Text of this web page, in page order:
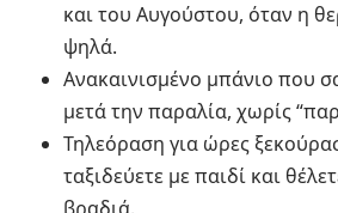
και του Αυγούστου, όταν η
ψηλά.
Ανακαινισμένο μπάνιο που
μετά την παραλία, χωρίς
Τηλεόραση για ώρες
ταξιδεύετε με παιδί και